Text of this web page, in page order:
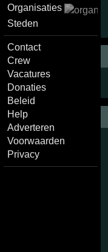
Organisaties
Steden
Contact
Crew
Vacatures
Donaties
Beleid
Help
Adverteren
Voorwaarden
Privacy